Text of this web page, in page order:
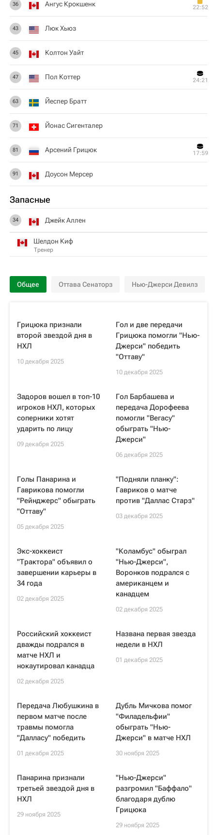
36 Ангус Крокшенк 22:52
43 Люк Хьюз
45 Колтон Уайт
47 Пол Коттер 24:21
63 Йеспер Братт
71 Йонас Сигенталер
81 Арсений Грицюк 17:59
91 Доусон Мерсер
Запасные
34 Джейк Аллен
Шелдон Киф
Тренер
Общее Оттава Сенаторз Нью-Джерси Девилз
Грицюка признали
второй звездой дня в
НХЛ
10 декабря 2025
Гол и две передачи
Грицюка помогли "Нью-
Джерси" победить
"Оттаву"
10 декабря 2025
Задоров вошел в топ-10
игроков НХЛ, которых
соперники хотят
ударить по лицу
09 декабря 2025
Гол Барбашева и
передача Дорофеева
помогли "Вегасу"
обыграть "Нью-
Джерси"
06 декабря 2025
Голы Панарина и
Гаврикова помогли
"Рейнджерс" обыграть
"Оттаву"
05 декабря 2025
"Подняли планку":
Гавриков о матче
против "Даллас Старз"
03 декабря 2025
Экс-хоккеист
"Трактора" объявил о
завершении карьеры в
34 года
02 декабря 2025
"Коламбус" обыграл
"Нью-Джерси",
Воронков подрался с
американцем и
канадцем
02 декабря 2025
Российский хоккеист
дважды подрался в
матче НХЛ и
нокаутировал канадца
02 декабря 2025
Названа первая звезда
недели в НХЛ
01 декабря 2025
Передача Любушкина в
первом матче после
травмы помогла
"Далласу" победить
01 декабря 2025
Дубль Мичкова помог
"Филадельфии"
обыграть "Нью-
Джерси" в матче НХЛ
30 ноября 2025
Панарина признали
третьей звездой дня в
НХЛ
29 ноября 2025
"Нью-Джерси"
разгромил "Баффало"
благодаря дублю
Грицюка
29 ноября 2025